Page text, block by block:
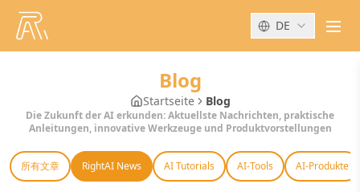
DE
Blog
Startseite Blog
Die Zukunft der AI erkunden: Aktuellste Nachrichten, praktische
Anleitungen, innovative Werkzeuge und Produktvorstellungen
所有文章 RightAI News AI Tutorials AI-Tools AI-Produkte